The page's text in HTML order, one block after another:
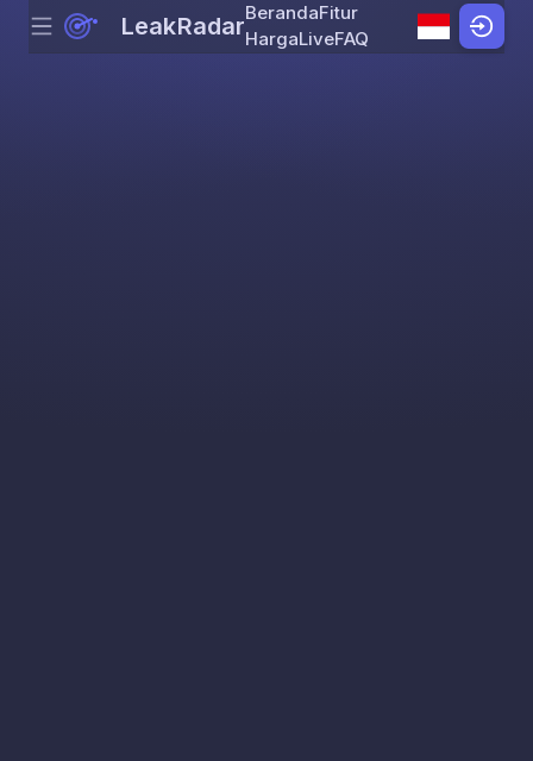
Skip to content
Menu LeakRadarBerandaFitur
HargaLiveFAQ